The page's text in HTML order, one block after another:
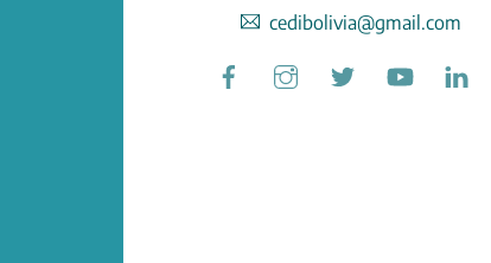
cedibolivia@gmail.com
Facebook